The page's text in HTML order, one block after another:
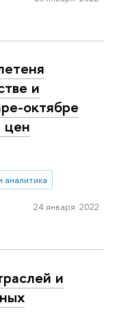
и
октябре
цен
аналитика
24 января 2022
и